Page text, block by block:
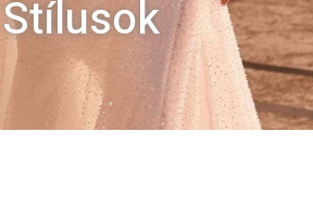
Stílusok